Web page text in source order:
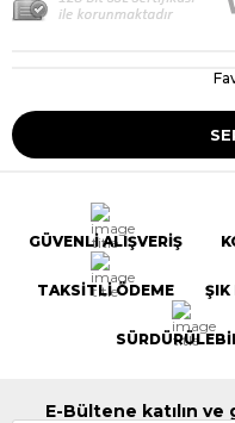
GÜVENLİ ALIŞVERİŞ
TAKSİTLİ ÖDEME ŞIK
E-Bültene katılın